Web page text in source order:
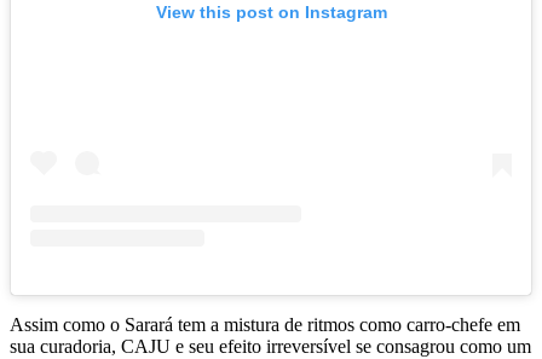
View this post on Instagram
Assim como o Sarará tem a mistura de ritmos como carro-chefe em
sua curadoria, CAJU e seu efeito irreversível se consagrou como um